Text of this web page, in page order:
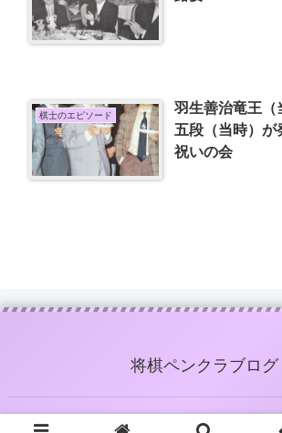
棋士のエピソード
羽生善治竜王（
五段（当時）が
祝いの会
将棋ペンクラブログ